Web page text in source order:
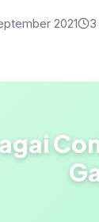
2021 3